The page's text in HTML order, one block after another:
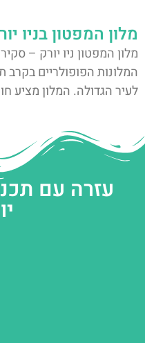
מלון המפטון בניו
מלון המפטון ניו יורק –
המלונות הפופולריים בקרב
לעיר הגדולה. המלון מציע
עזרה עם